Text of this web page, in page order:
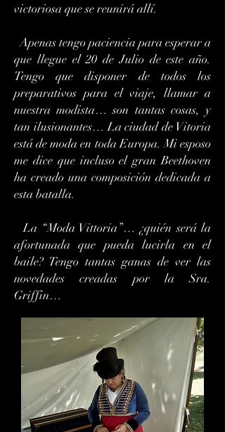
victoriosa que se reunirá allí.
Apenas tengo paciencia para esperar a
que llegue el 20 de Julio de este año.
Tengo que disponer de todos los
preparativos para el viaje, llamar a
nuestra modista… son tantas cosas, y
tan ilusionantes… La ciudad de Vitoria
está de moda en toda Europa. Mi esposo
me dice que incluso el gran Beethoven
ha creado una composición dedicada a
esta batalla.
La “Moda Vittoria”… ¿quién será la
afortunada que pueda lucirla en el
baile? Tengo tantas ganas de ver las
novedades creadas por la Sra.
Griffin…